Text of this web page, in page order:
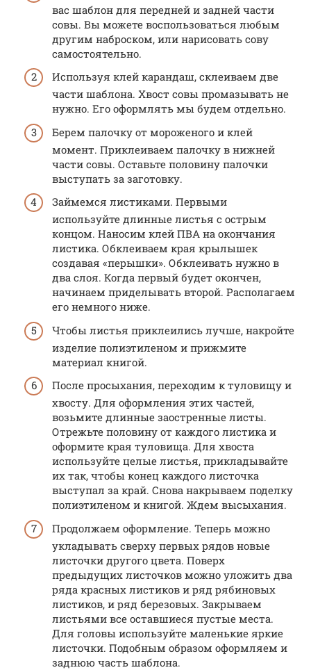
вас шаблон для передней и задней части
совы. Вы можете воспользоваться любым
другим наброском, или нарисовать сову
самостоятельно.
Используя клей карандаш, склеиваем две
части шаблона. Хвост совы промазывать не
нужно. Его оформлять мы будем отдельно.
Берем палочку от мороженого и клей
момент. Приклеиваем палочку в нижней
части совы. Оставьте половину палочки
выступать за заготовку.
Займемся листиками. Первыми
используйте длинные листья с острым
концом. Наносим клей ПВА на окончания
листика. Обклеиваем края крылышек
создавая «перышки». Обклеивать нужно в
два слоя. Когда первый будет окончен,
начинаем приделывать второй. Располагаем
его немного ниже.
Чтобы листья приклеились лучше, накройте
изделие полиэтиленом и прижмите
материал книгой.
После просыхания, переходим к туловищу и
хвосту. Для оформления этих частей,
возьмите длинные заостренные листы.
Отрежьте половину от каждого листика и
оформите края туловища. Для хвоста
используйте целые листья, прикладывайте
их так, чтобы конец каждого листочка
выступал за край. Снова накрываем поделку
полиэтиленом и книгой. Ждем высыхания.
Продолжаем оформление. Теперь можно
укладывать сверху первых рядов новые
листочки другого цвета. Поверх
предыдущих листочков можно уложить два
ряда красных листиков и ряд рябиновых
листиков, и ряд березовых. Закрываем
листьями все оставшиеся пустые места.
Для головы используйте маленькие яркие
листочки. Подобным образом оформляем и
заднюю часть шаблона.